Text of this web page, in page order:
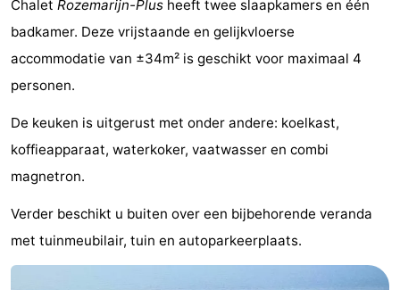
Noordduinen
Duinrell
Last
Zien
&
doen
Bezienswaardigheden
-
Musea
-
Chalet Rozemarijn-Plus heeft twee slaapkamers en één
badkamer. Deze vrijstaande en gelijkvloerse
accommodatie van ±34m² is geschikt voor maximaal 4
personen.
De keuken is uitgerust met onder andere: koelkast,
koffieapparaat, waterkoker, vaatwasser en combi
magnetron.
Verder beschikt u buiten over een bijbehorende veranda
met tuinmeubilair, tuin en autoparkeerplaats.